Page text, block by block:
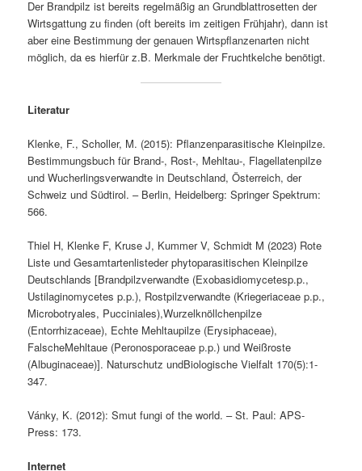
Der Brandpilz ist bereits regelmäßig an Grundblattrosetten der
Wirtsgattung zu finden (oft bereits im zeitigen Frühjahr), dann ist
aber eine Bestimmung der genauen Wirtspflanzenarten nicht
möglich, da es hierfür z.B. Merkmale der Fruchtkelche benötigt.
Literatur
Klenke, F., Scholler, M. (2015): Pflanzenparasitische Kleinpilze.
Bestimmungsbuch für Brand-, Rost-, Mehltau-, Flagellatenpilze
und Wucherlingsverwandte in Deutschland, Österreich, der
Schweiz und Südtirol. – Berlin, Heidelberg: Springer Spektrum:
566.
Thiel H, Klenke F, Kruse J, Kummer V, Schmidt M (2023) Rote
Liste und Gesamtartenlisteder phytoparasitischen Kleinpilze
Deutschlands [Brandpilzverwandte (Exobasidiomycetesp.p.,
Ustilaginomycetes p.p.), Rostpilzverwandte (Kriegeriaceae p.p.,
Microbotryales, Pucciniales),Wurzelknöllchenpilze
(Entorrhizaceae), Echte Mehltaupilze (Erysiphaceae),
FalscheMehltaue (Peronosporaceae p.p.) und Weißroste
(Albuginaceae)]. Naturschutz undBiologische Vielfalt 170(5):1-
347.
Vánky, K. (2012): Smut fungi of the world. – St. Paul: APS-
Press: 173.
Internet